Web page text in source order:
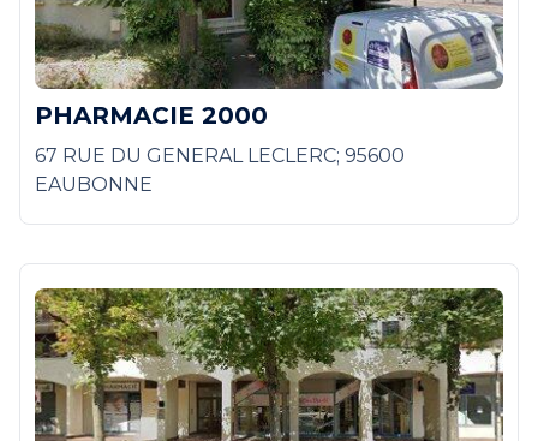
PHARMACIE 2000
67 RUE DU GENERAL LECLERC; 95600
EAUBONNE